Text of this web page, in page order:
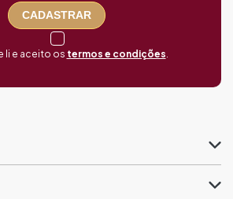
CADASTRAR
li e aceito os termos e condições